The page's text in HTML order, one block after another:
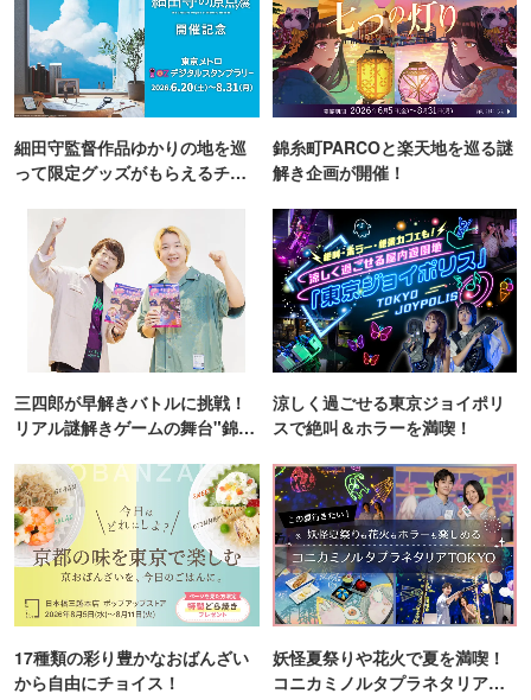
細田守監督作品ゆかりの地を巡
って限定グッズがもらえるチャ
錦糸町PARCOと楽天地を巡る謎
解き企画が開催！
三四郎が早解きバトルに挑戦！
リアル謎解きゲームの舞台"錦糸
涼しく過ごせる東京ジョイポリ
スで絶叫＆ホラーを満喫！
17種類の彩り豊かなおばんざい
から自由にチョイス！
妖怪夏祭りや花火で夏を満喫！
コニカミノルタプラネタリア